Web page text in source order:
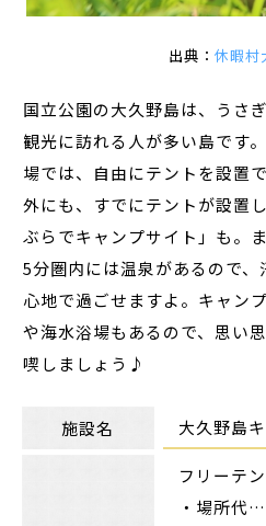
出典： 休暇村
国立公園の大久野島は、うさ
観光に訪れる人が多い島です
場では、自由にテントを設置
外にも、すでにテントが設置
ぶらでキャンプサイト」も。
5分圏内には温泉があるので
心地で過ごせますよ。キャン
や海水浴場もあるので、思い
喫しましょう♪
施設名 大久野島
フリーテ
・場所代